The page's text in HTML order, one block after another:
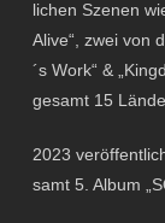
lichen Szenen
Alive“, zwei von
´s Work“ &
gesamt 15
2023
samt 5. Album